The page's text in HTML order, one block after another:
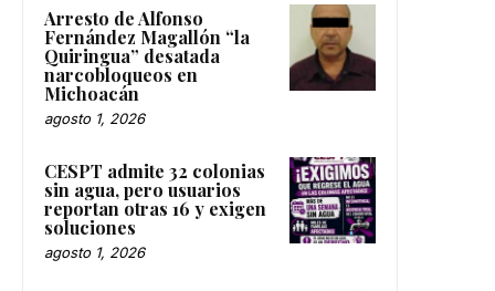
Arresto de Alfonso
Fernández Magallón “la
Quiringua” desatada
narcobloqueos en
Michoacán
agosto 1, 2026
CESPT admite 32 colonias
sin agua, pero usuarios
reportan otras 16 y exigen
soluciones
agosto 1, 2026